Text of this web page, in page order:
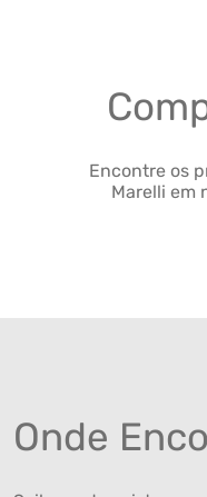
Encontre os
Marelli em
Onde